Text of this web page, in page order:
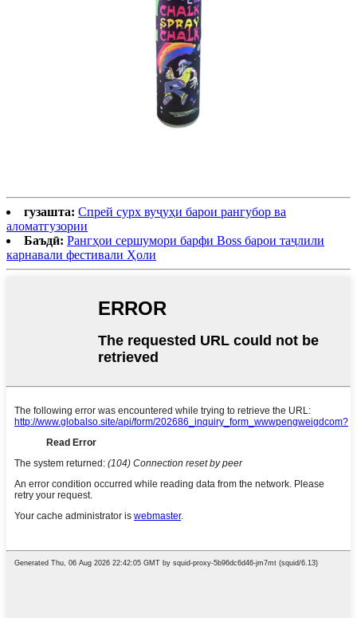
гузашта: Спрей сурх вуҷуҳи барои рангубор ва
аломатгузории
Баъдӣ: Рангҳои сершумори барфи Boss барои таҷлили
карнавали фестивали Ҳоли